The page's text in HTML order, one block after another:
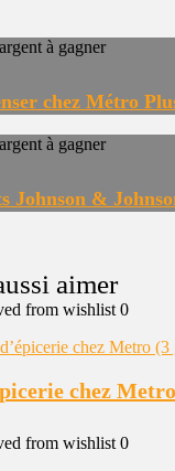
chez Métro
Johnson &
from wishlist 0
chez
from wishlist 0